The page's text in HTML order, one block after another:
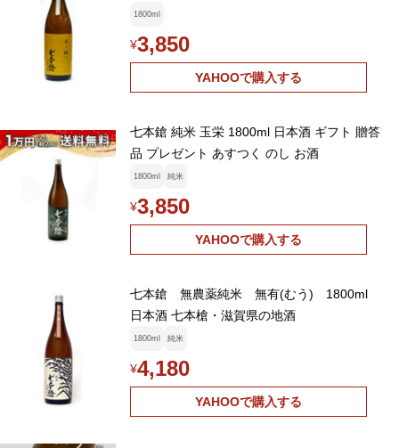
1800ml
¥3,850
YAHOOで購入する
七本鎗 純米 玉栄 1800ml 日本酒 ギフト 贈答
品 プレゼント あすつく のし お酒
1800ml 純米
¥3,850
YAHOOで購入する
七本鎗 無農薬純米 無有(むう) 1800ml
日本酒 七本槍・滋賀県の地酒
1800ml 純米
¥4,180
YAHOOで購入する